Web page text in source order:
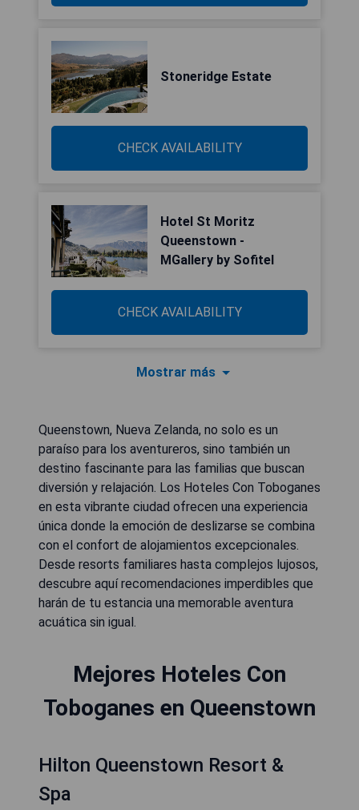
Stoneridge Estate
CHECK AVAILABILITY
Hotel St Moritz
Queenstown -
MGallery by Sofitel
CHECK AVAILABILITY
Mostrar más
Queenstown, Nueva Zelanda, no solo es un
paraíso para los aventureros, sino también un
destino fascinante para las familias que buscan
diversión y relajación. Los Hoteles Con Toboganes
en esta vibrante ciudad ofrecen una experiencia
única donde la emoción de deslizarse se combina
con el confort de alojamientos excepcionales.
Desde resorts familiares hasta complejos lujosos,
descubre aquí recomendaciones imperdibles que
harán de tu estancia una memorable aventura
acuática sin igual.
Mejores Hoteles Con
Toboganes en Queenstown
Hilton Queenstown Resort &
Spa